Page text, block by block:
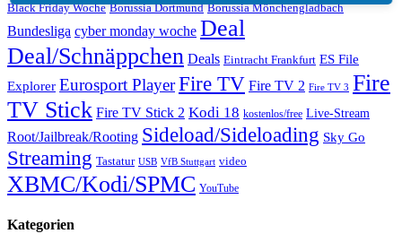
Black Friday Woche Borussia Dortmund Borussia Mönchengladbach
Bundesliga cyber monday woche Deal
Deal/Schnäppchen Deals Eintracht Frankfurt ES File
Explorer Eurosport PlayerFire TV Fire TV 2 Fire TV 3 Fire
TV Stick Fire TV Stick 2 Kodi 18 kostenlos/free Live-Stream
Root/Jailbreak/Rooting Sideload/Sideloading Sky Go
Streaming Tastatur USB VfB Stuttgart video
XBMC/Kodi/SPMC YouTube
Kategorien